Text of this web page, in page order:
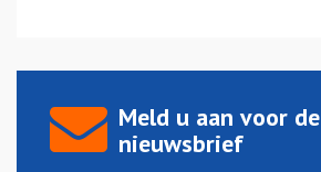
Meld u aan voor de
nieuwsbrief